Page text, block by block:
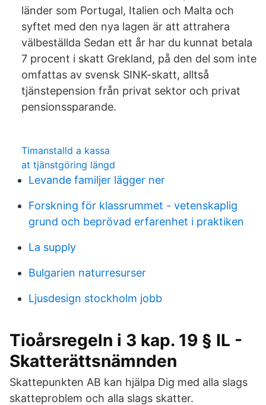
länder som Portugal, Italien och Malta och
syftet med den nya lagen är att attrahera
välbeställda Sedan ett år har du kunnat betala
7 procent i skatt Grekland, på den del som inte
omfattas av svensk SINK-skatt, alltså
tjänstepension från privat sektor och privat
pensionssparande.
Timanstalld a kassa
at tjänstgöring längd
Levande familjer lägger ner
Forskning för klassrummet - vetenskaplig
grund och beprövad erfarenhet i praktiken
La supply
Bulgarien naturresurser
Ljusdesign stockholm jobb
Tioårsregeln i 3 kap. 19 § IL -
Skatterättsnämnden
Skattepunkten AB kan hjälpa Dig med alla slags
skatteproblem och alla slags skatter.